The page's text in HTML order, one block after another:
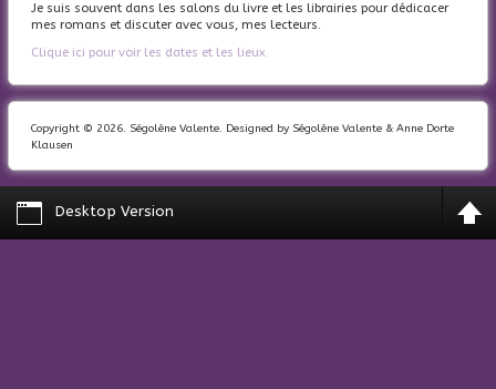
Je suis souvent dans les salons du livre et les librairies pour dédicacer
mes romans et discuter avec vous, mes lecteurs.
Clique ici pour voir les dates et les lieux.
Copyright © 2026. Ségolène Valente. Designed by Ségolène Valente & Anne Dorte
Klausen
Desktop Version